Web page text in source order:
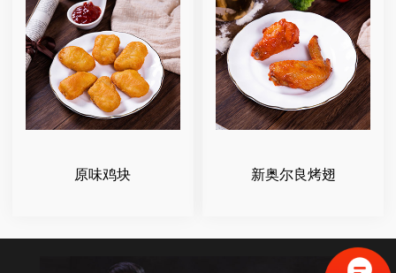
原味鸡块 新奥尔良烤翅